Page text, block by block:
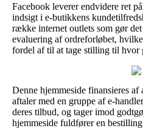
Facebook leverer endvidere ret
indsigt i e-butikkens
række internet outlets som gør
evaluering af ordreforløbet,
fordel af til at tage stilling til hvor
Denne hjemmeside finansieres
aftaler med en gruppe af e-
deres tilbud, og tager imod
hjemmeside fuldfører en